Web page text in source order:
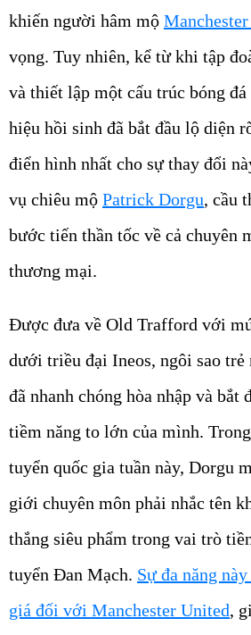
khiến người hâm mộ
vọng. Tuy nhiên, kể từ khi tập
và thiết lập một cấu trúc bóng
hiệu hồi sinh đã bắt đầu lộ diện
điển hình nhất cho sự thay đổi
vụ chiêu mộ Patrick Dorgu, cầu
bước tiến thần tốc về cả chuyên
thương mại.
Được đưa về Old Trafford với
dưới triều đại Ineos, ngôi sao
đã nhanh chóng hòa nhập và bắt
tiềm năng to lớn của mình.
tuyển quốc gia tuần này, Dorgu
giới chuyên môn phải nhắc tên
thắng siêu phẩm trong vai trò
tuyển Đan Mạch. Sự đa năng
giá đối với Manchester United,